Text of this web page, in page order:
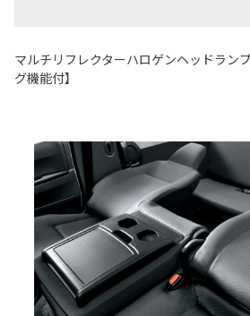
マルチリフレクターハロゲンヘッドラン
グ機能付】